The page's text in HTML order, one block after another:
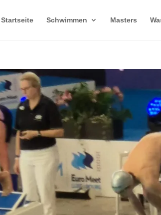
Startseite Schwimmen Masters